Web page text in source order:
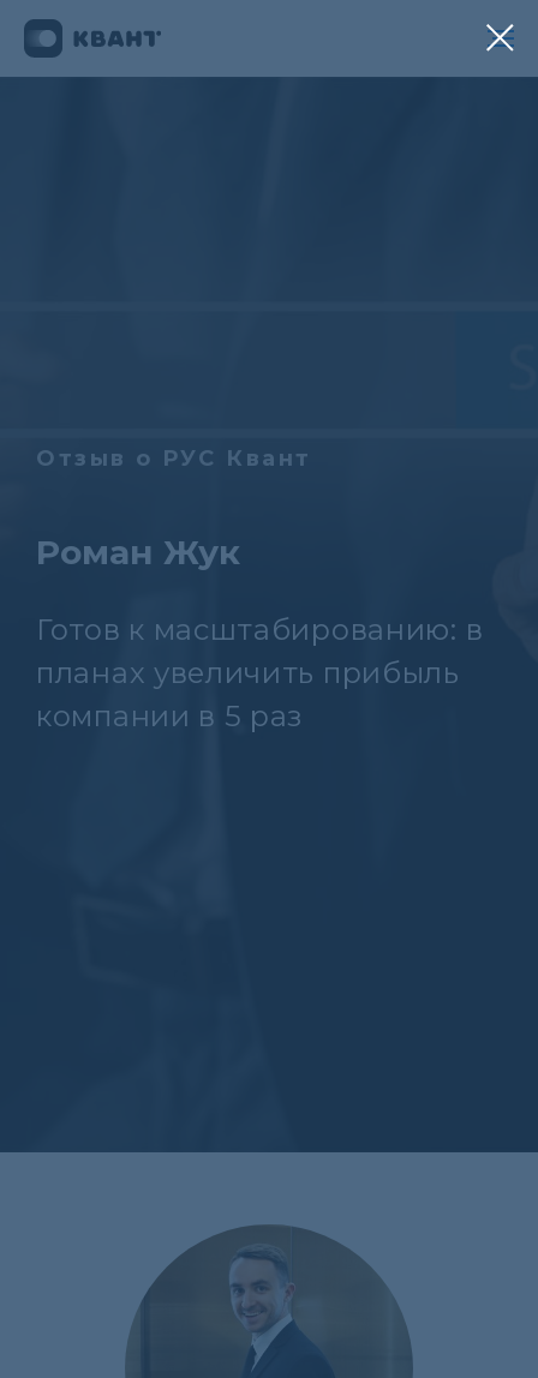
Отзыв о РУС Квант
Роман Жук
Готов к масштабированию: в
планах увеличить прибыль
компании в 5 раз